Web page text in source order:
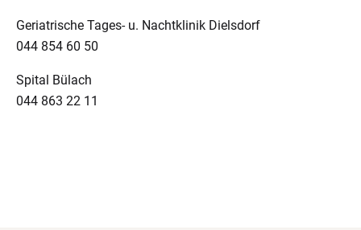
Geriatrische Tages- u. Nachtklinik Dielsdorf
044 854 60 50
Spital Bülach
044 863 22 11